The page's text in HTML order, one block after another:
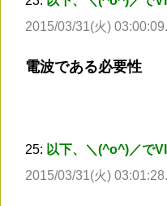
2015/03/31(火)
電波である必要性
25: 以下、＼(^o^)／で
2015/03/31(火)